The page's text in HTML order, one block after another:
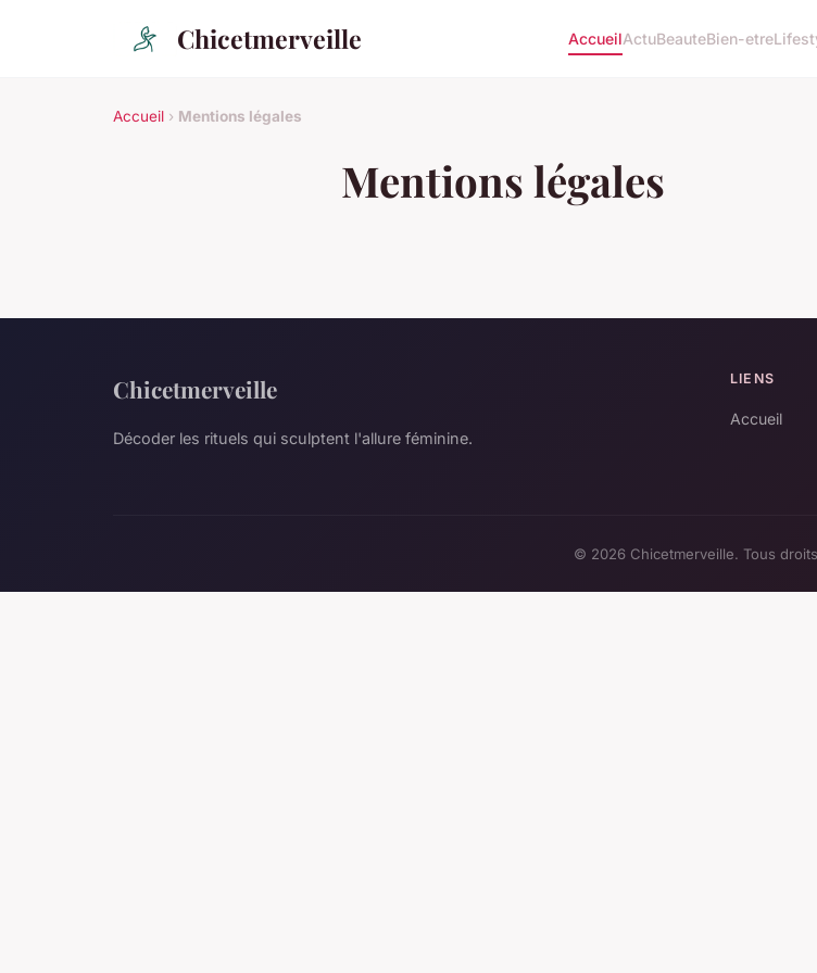
Chicetmerveille AccueilActuBeauteBien-etre
Accueil › Mentions légales
Mentions légales
Chicetmerveille
Décoder les rituels qui sculptent l'allure féminine.
LIENS
Accueil
© 2026 Chicetmerveille. Tous